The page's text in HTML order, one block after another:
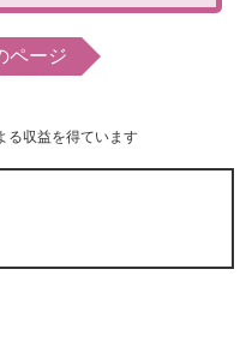
ページ
る収益を得ています